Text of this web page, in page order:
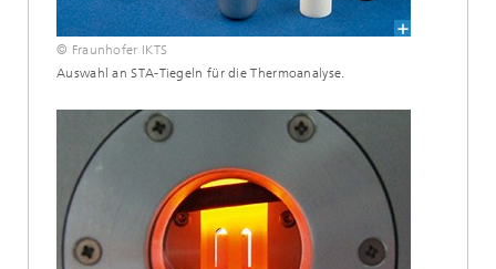
© Fraunhofer IKTS
Auswahl an STA-Tiegeln für die Thermoanalyse.